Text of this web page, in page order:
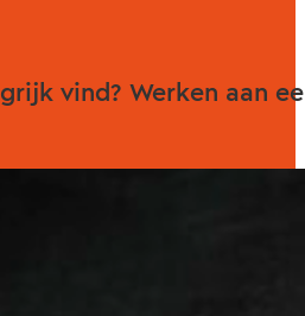
vind? Werken aan